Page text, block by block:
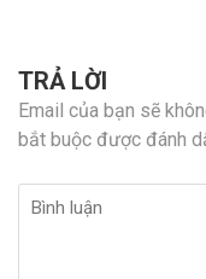
TRẢ LỜI
Email của bạn sẽ
bắt buộc được đánh
Bình